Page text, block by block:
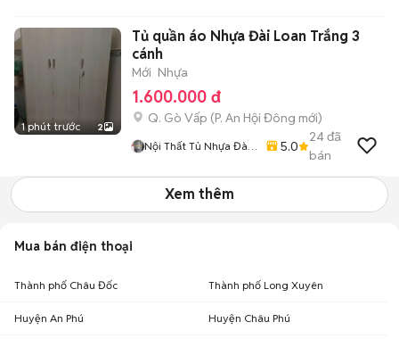
1 phút trước 2
Tủ quần áo Nhựa Đài Loan Trắng 3
cánh
Mới Nhựa
1.600.000 đ
Q. Gò Vấp (P. An Hội Đông mới)
Nội Thất Tủ Nhựa Đài
5.0
24đã
bán
Xem thêm
Mua bán điện thoại
Thành phố Châu Đốc Thành phố Long Xuyên
Huyện An Phú Huyện Châu Phú